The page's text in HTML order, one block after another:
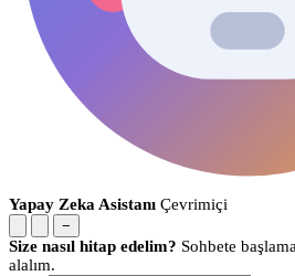
Yapay Zeka Asistanı Çevrimiçi
−
Size nasıl hitap edelim? Sohbete
alalım.